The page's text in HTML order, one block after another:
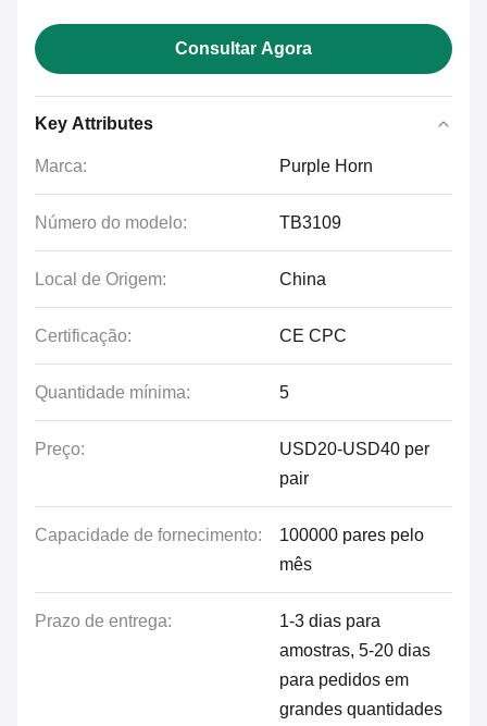
Consultar Agora
Key Attributes
Marca: Purple Horn
Número do modelo: TB3109
Local de Origem: China
Certificação: CE CPC
Quantidade mínima: 5
Preço:
USD20-USD40 per
pair
Capacidade de fornecimento:
100000 pares pelo
mês
Prazo de entrega:
1-3 dias para
amostras, 5-20 dias
para pedidos em
grandes quantidades